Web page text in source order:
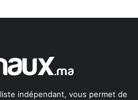
indépendant, vous permet de